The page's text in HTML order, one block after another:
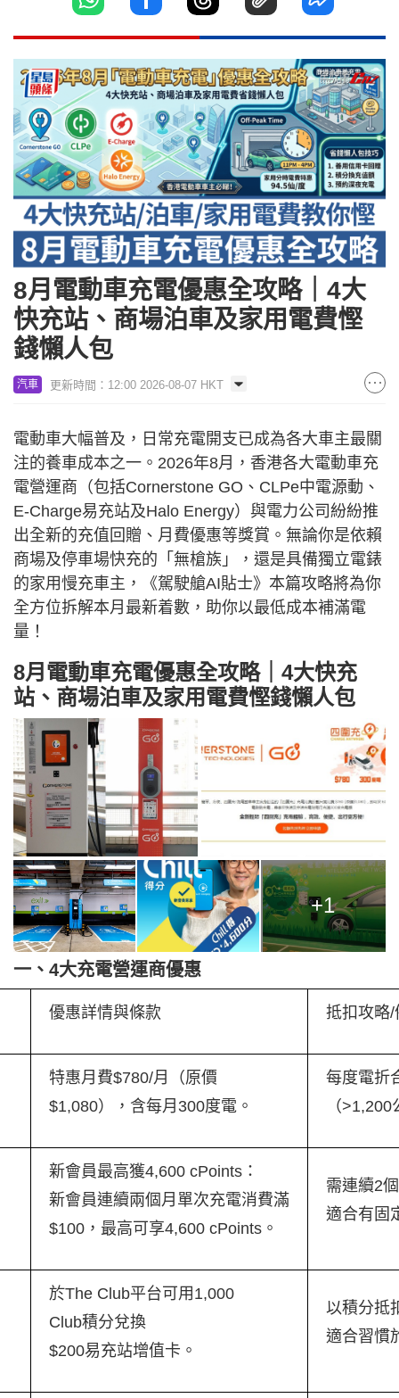
8月電動車充電優惠全攻略｜4大
快充站、商場泊車及家用電費慳
錢懶人包
汽車 更新時間：12:00 2026-08-07 HKT
電動車大幅普及，日常充電開支已成為各大車主最關
注的養車成本之一。2026年8月，香港各大電動車充
電營運商（包括Cornerstone GO、CLPe中電源動、
E-Charge易充站及Halo Energy）與電力公司紛紛推
出全新的充值回贈、月費優惠等獎賞。無論你是依賴
商場及停車場快充的「無槍族」，還是具備獨立電錶
的家用慢充車主，《駕駛艙AI貼士》本篇攻略將為你
全方位拆解本月最新着數，助你以最低成本補滿電
量！
8月電動車充電優惠全攻略｜4大快充
站、商場泊車及家用電費慳錢懶人包
+1
一、4大充電營運商優惠
優惠詳情與條款 抵扣攻略/
特惠月費$780/月（原價
$1,080），含每月300度電。
每度電折
（
新會員最高獲4,600 cPoints：
新會員連續兩個月單次充電消費滿
$100，最高可享4,600 cPoints。
需連續2
適合有固
於The Club平台可用1,000
Club積分兌換
$200易充站增值卡。
以積分抵
適合習慣